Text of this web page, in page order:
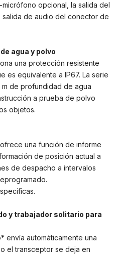
opcional, la salida del
salida de audio del conector de
agua y polvo
una protección resistente
es equivalente a IP67. La serie
m de profundidad de agua
a prueba de polvo
objetos.
una función de informe
de posición actual a
de despacho a intervalos
y trabajador solitario para
envía automáticamente una
el transceptor se deja en